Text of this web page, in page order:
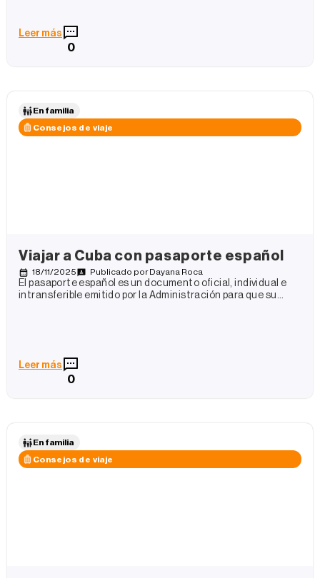
Leer más
0
En familia
Consejos de viaje
Viajar a Cuba con pasaporte español
18/11/2025 Publicado porDayana Roca
El pasaporte español es un documento oficial, individual e
intransferible emitido por la Administración para que su
Leer más
0
En familia
Consejos de viaje